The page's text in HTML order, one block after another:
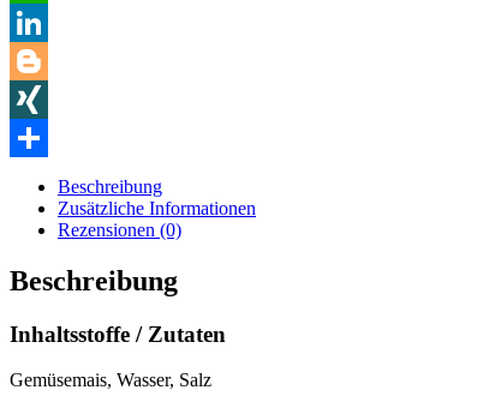
WhatsApp
LinkedIn
Blogger
XING
Beschreibung
Zusätzliche Informationen
Rezensionen (0)
Beschreibung
Inhaltsstoffe / Zutaten
Gemüsemais, Wasser, Salz